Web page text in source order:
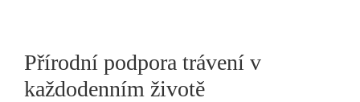
Přírodní podpora trávení v
každodenním životě